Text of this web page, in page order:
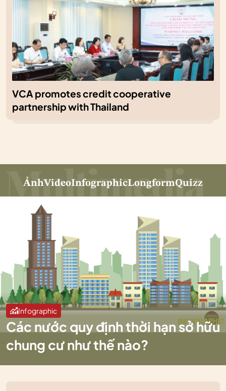
VCA promotes credit cooperative
partnership with Thailand
ẢnhVideoInfographicLongformQuizz
Infographic
Các nước quy định thời hạn sở hữu
chung cư như thế nào?